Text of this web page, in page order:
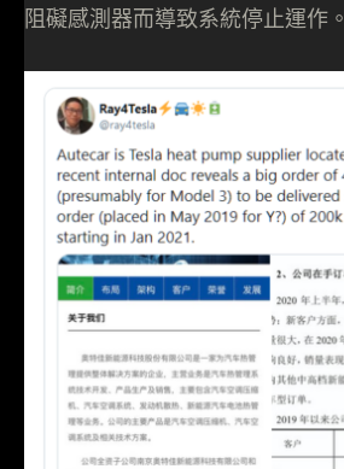
阻礙感測器而導致系統停止運作。